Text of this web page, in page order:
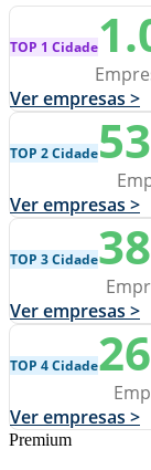
TOP 1 Cidade
Ver empresas >
TOP 2 Cidade
Ver empresas >
TOP 3 Cidade
Ver empresas >
TOP 4 Cidade
Ver empresas >
Premium